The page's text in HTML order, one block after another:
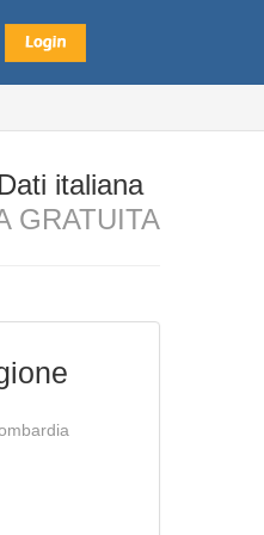
italiana
GRATUITA